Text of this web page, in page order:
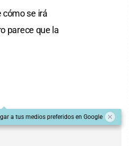
cómo se irá
parece que la
a tus medios preferidos en Google